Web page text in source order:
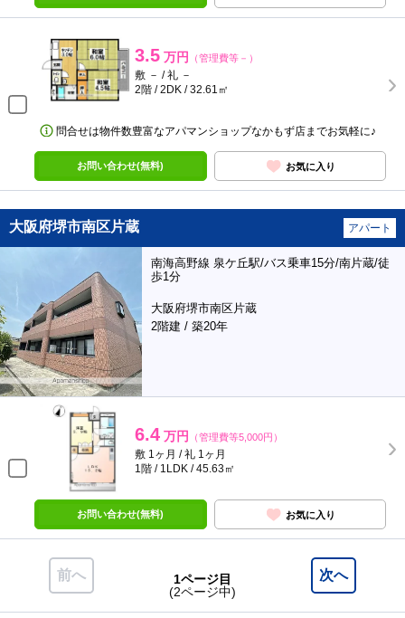
3.5 万円 （管理費等－）
敷 － / 礼 －
2階 / 2DK / 32.61㎡
問合せは物件数豊富なアパマンショップなかもず店までお気軽に♪
お問い合わせ(無料) お気に入り
大阪府堺市南区片蔵 アパート
南海高野線 泉ケ丘駅/バス乗車15分/南片蔵/徒
歩1分
大阪府堺市南区片蔵
2階建 / 築20年
6.4 万円 （管理費等5,000円）
敷 1ヶ月 / 礼 1ヶ月
1階 / 1LDK / 45.63㎡
お問い合わせ(無料) お気に入り
前へ 次へ
1ページ目
(2ページ中)